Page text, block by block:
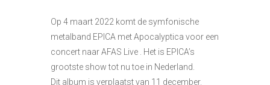
Op 4 maart 2022 komt de symfonische
metalband EPICA met Apocalyptica voor een
concert naar AFAS Live . Het is EPICA’s
grootste show tot nu toe in Nederland.
Dit album is verplaatst van 11 december.